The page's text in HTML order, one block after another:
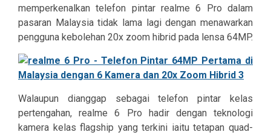
memperkenalkan telefon pintar realme 6 Pro dalam
pasaran Malaysia tidak lama lagi dengan menawarkan
pengguna kebolehan 20x zoom hibrid pada lensa 64MP.
Walaupun dianggap sebagai telefon pintar kelas
pertengahan, realme 6 Pro hadir dengan teknologi
kamera kelas flagship yang terkini iaitu tetapan quad-